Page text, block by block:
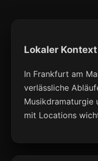
Lokaler Kontext
In Frankfurt am
verlässliche
Musikdramaturgie
mit Locations